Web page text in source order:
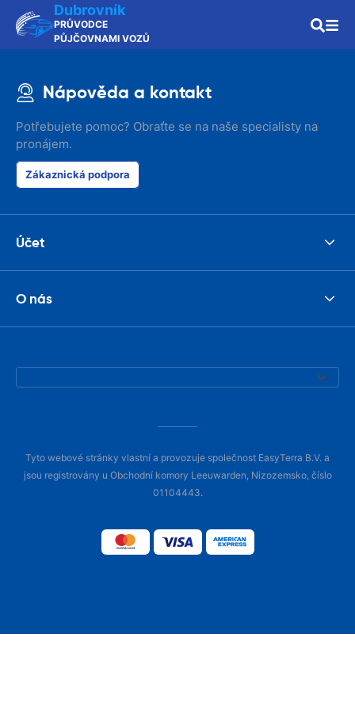
Dubrovník
PRŮVODCE
PŮJČOVNAMI VOZŮ
Nápověda a kontakt
Potřebujete pomoc? Obraťte se na naše specialisty na
pronájem.
Zákaznická podpora
Účet
O nás
Tyto webové stránky vlastní a provozuje společnost EasyTerra B.V. a
jsou registrovány u Obchodní komory Leeuwarden, Nizozemsko, číslo
01104443.